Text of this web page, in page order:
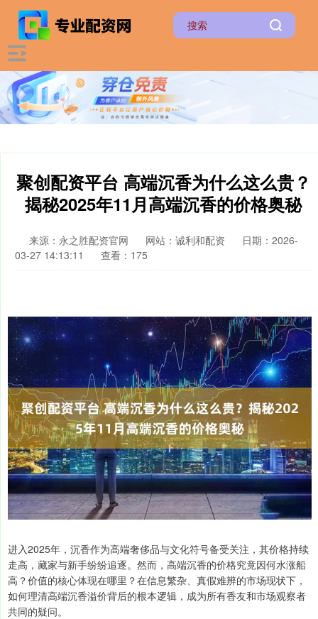
聚创配资平台 高端沉香为什么这么贵？
揭秘2025年11月高端沉香的价格奥秘
来源：永之胜配资官网 网站：诚利和配资
日期：2026-
03-27 14:13:11
查看：175
进入2025年，沉香作为高端奢侈品与文化符号备受关注，其价格持续
走高，藏家与新手纷纷追逐。然而，高端沉香的价格究竟因何水涨船
高？价值的核心体现在哪里？在信息繁杂、真假难辨的市场现状下，
如何理清高端沉香溢价背后的根本逻辑，成为所有香友和市场观察者
共同的疑问。